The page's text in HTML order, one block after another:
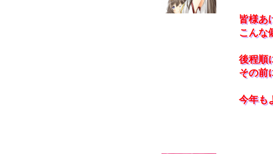
皆様あ
こんな
後程順
その前
今年も